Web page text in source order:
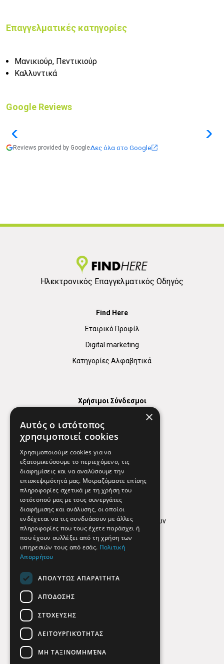
Επαγγελματικές κατηγορίες
Μανικιούρ, Πεντικιούρ
Καλλυντικά
Google Reviews
Reviews provided by GoogleΔες όλα στο Google
Ηλεκτρονικός Επαγγελματικός Οδηγός
Find Here
Εταιρικό Προφίλ
Digital marketing
Κατηγορίες Αλφαβητικά
Χρήσιμοι Σύνδεσμοι
Χρήσιμα Τηλέφωνα
Εφημερεύοντα Φαρμακεία
Απόρρητο
Όροι Χρήσης
Πολιτική προστασίας δεδομένων
Findhere
Social Media
×
Αυτός ο ιστότοπος
χρησιμοποιεί cookies
Χρησιμοποιούμε cookies για να
εξατομικεύσουμε το περιεχόμενο, τις
διαφημίσεις και να αναλύσουμε την
επισκεψιμότητά μας. Μοιραζόμαστε επίσης
πληροφορίες σχετικά με τη χρήση του
ιστότοπού μας με τους συνεργάτες
διαφήμισης και ανάλυσης, οι οποίοι
ενδέχεται να τις συνδυάσουν με άλλες
πληροφορίες που τους έχετε παράσχει ή
που έχουν συλλέξει από τη χρήση των
υπηρεσιών τους από εσάς. Πολιτική
Απορρήτου
ΑΠΟΛΎΤΩΣ ΑΠΑΡΑΊΤΗΤΑ
ΑΠΌΔΟΣΗΣ
ΣΤΌΧΕΥΣΗΣ
ΛΕΙΤΟΥΡΓΙΚΌΤΗΤΑΣ
ΜΗ ΤΑΞΙΝΟΜΗΜΈΝΑ